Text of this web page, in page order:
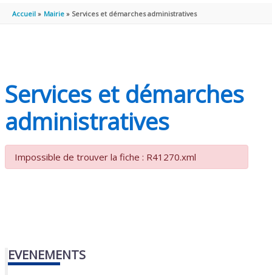
PRINCIPAL
Accueil Mairie Services et démarches administratives
Services et démarches
administratives
Impossible de trouver la fiche : R41270.xml
EVENEMENTS